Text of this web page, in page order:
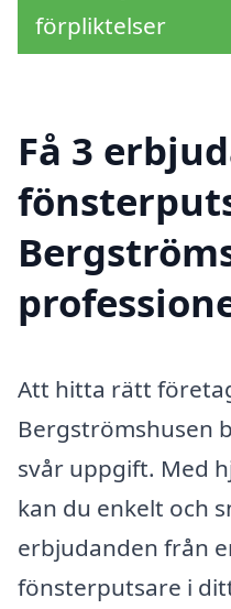
förpliktelser
Få 3
Att hitta rätt
Bergströmshusen
svår uppgift. Med
kan du enkelt och
erbjudanden från
fönsterputsare i